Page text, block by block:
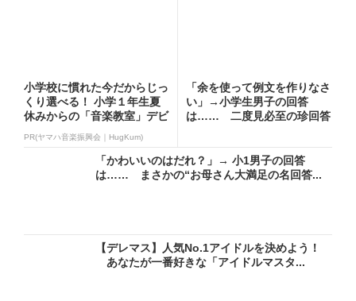
小学校に慣れた今だからじっ
くり選べる！ 小学１年生夏
休みからの「音楽教室」デビ
PR(ヤマハ音楽振興会｜HugKum)
「余を使って例文を作りなさ
い」→小学生男子の回答
は…… 二度見必至の珍回答
「かわいいのはだれ？」→ 小1男子の回答
は…… まさかの“お母さん大満足の名回答...
【デレマス】人気No.1アイドルを決めよう！
あなたが一番好きな「アイドルマスタ...